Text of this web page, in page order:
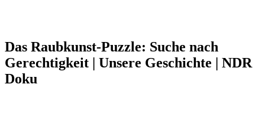
Das Raubkunst-Puzzle: Suche nach
Gerechtigkeit | Unsere Geschichte | NDR
Doku